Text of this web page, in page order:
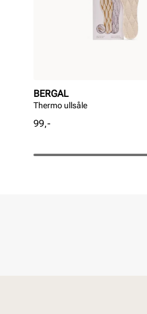
BERGAL
Thermo ullsåle
Pris
99,-